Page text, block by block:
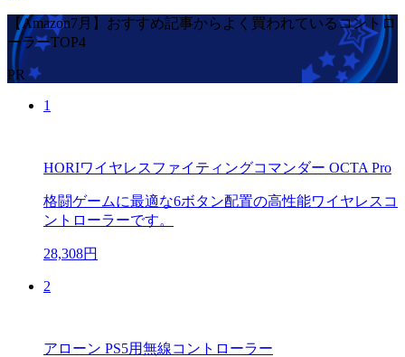
【Amazon7月】おすすめ記事からよく買われているコントロ
ーラーTOP4
PR
1
HORIワイヤレスファイティングコマンダー OCTA Pro
格闘ゲームに最適な6ボタン配置の高性能ワイヤレスコ
ントローラーです。
28,308円
2
アローン PS5用無線コントローラー